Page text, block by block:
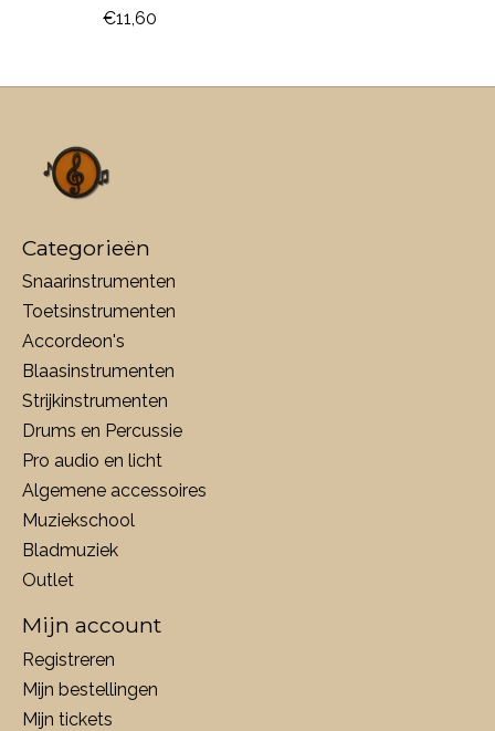
€11,60
Categorieën
Snaarinstrumenten
Toetsinstrumenten
Accordeon's
Blaasinstrumenten
Strijkinstrumenten
Drums en Percussie
Pro audio en licht
Algemene accessoires
Muziekschool
Bladmuziek
Outlet
Mijn account
Registreren
Mijn bestellingen
Mijn tickets